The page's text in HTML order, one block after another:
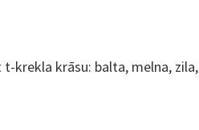
krekla krāsu: balta, melna, zila,